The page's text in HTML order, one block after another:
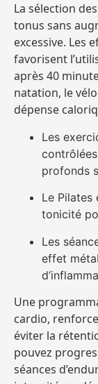
La sélection
tonus sans
excessive. Les
favorisent
après 40
natation, le
dépense
Les
profonds
Le Pilates
tonicité
Les
effet
Une
cardio,
éviter la
pouvez
séances